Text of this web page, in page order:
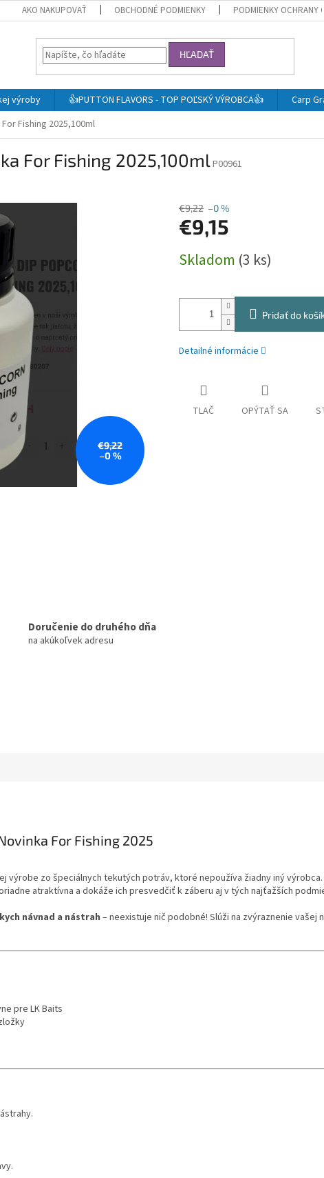
AKO NAKUPOVAŤ OBCHODNÉ PODMIENKY PODMIENKY OCHRANY
HĽADAŤ
výroby 👍PUTTON FLAVORS - TOP POĽSKÝ VÝROBCA👍 Carp
Fishing 2025,100ml
For Fishing 2025,100mlP00961
€9,22
–0 %
€9,22 –0 %
€9,15
cena:
Skladom (3 ks)
Pridať do
Detailné informácie
TLAČ OPÝTAŤ SA
Doručenie do druhého dňa
na akúkoľvek adresu
For Fishing 2025
výrobe zo špeciálnych tekutých potráv, ktoré nepoužíva žiadny iný
atraktívna a dokáže ich presvedčiť k záberu aj v tých najťažších
návnad a nástrah – neexistuje nič podobné! Slúži na zvýraznenie
pre LK Baits